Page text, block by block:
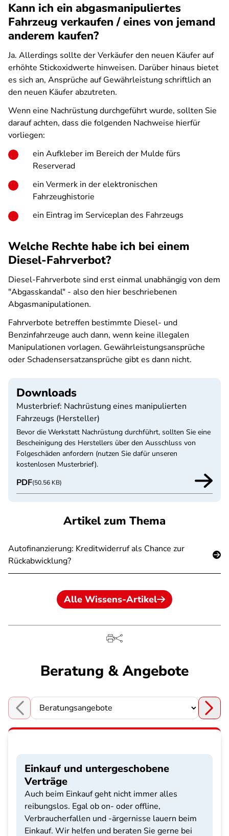
Kann ich ein abgasmanipuliertes
Fahrzeug verkaufen / eines von jemand
anderem kaufen?
Ja. Allerdings sollte der Verkäufer den neuen Käufer auf
erhöhte Stickoxidwerte hinweisen. Darüber hinaus bietet
es sich an, Ansprüche auf Gewährleistung schriftlich an
den neuen Käufer abzutreten.
Wenn eine Nachrüstung durchgeführt wurde, sollten Sie
darauf achten, dass die folgenden Nachweise hierfür
vorliegen:
ein Aufkleber im Bereich der Mulde fürs
Reserverad
ein Vermerk in der elektronischen
Fahrzeughistorie
ein Eintrag im Serviceplan des Fahrzeugs
Welche Rechte habe ich bei einem
Diesel-Fahrverbot?
Diesel-Fahrverbote sind erst einmal unabhängig von dem
"Abgasskandal" - also den hier beschriebenen
Abgasmanipulationen.
Fahrverbote betreffen bestimmte Diesel- und
Benzinfahrzeuge auch dann, wenn keine illegalen
Manipulationen vorlagen. Gewährleistungsansprüche
oder Schadensersatzansprüche gibt es dann nicht.
Downloads
Musterbrief: Nachrüstung eines manipulierten
Fahrzeugs (Hersteller)
Bevor die Werkstatt Nachrüstung durchführt, sollten Sie eine
Bescheinigung des Herstellers über den Ausschluss von
Folgeschäden anfordern (nutzen Sie dafür unseren
kostenlosen Musterbrief).
PDF(50.56 KB)
Artikel zum Thema
Autofinanzierung: Kreditwiderruf als Chance zur
Rückabwicklung?
Alle Wissens-Artikel
Beratung & Angebote
Choose a section
Einkauf und untergeschobene
Verträge
Auch beim Einkauf geht nicht immer alles
reibungslos. Egal ob on- oder offline,
Verbraucherfallen und -ärgernisse lauern beim
Einkauf. Wir helfen und beraten Sie gerne bei